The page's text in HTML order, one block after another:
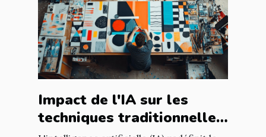
Impact de l'IA sur les
techniques traditionnelles